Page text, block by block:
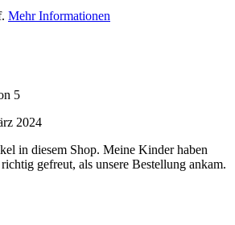
Mehr Informationen
5
2024
in diesem Shop. Meine Kinder haben
gefreut, als unsere Bestellung ankam.